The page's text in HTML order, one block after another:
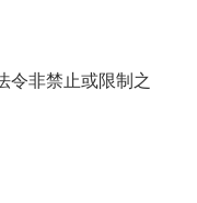
令非禁止或限制之